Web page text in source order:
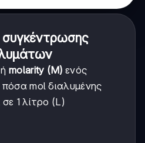
ήmolarity (M) ενός
πόσα mol διαλυμένης
1 λίτρο (L)